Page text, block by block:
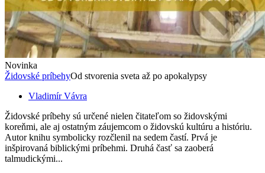
Novinka
Židovské príbehyOd stvorenia sveta až po apokalypsy
Vladimír Vávra
Židovské príbehy sú určené nielen čitateľom so židovskými
koreňmi, ale aj ostatným záujemcom o židovskú kultúru a históriu.
Autor knihu symbolicky rozčlenil na sedem častí. Prvá je
inšpirovaná biblickými príbehmi. Druhá časť sa zaoberá
talmudickými...